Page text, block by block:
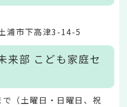
市下高津3-14-5
来部 こども家庭セ
（土曜日・日曜日、祝